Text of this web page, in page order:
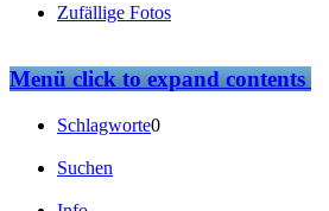
Zufällige Fotos
Menüclick to expand contents
Schlagworte0
Suchen